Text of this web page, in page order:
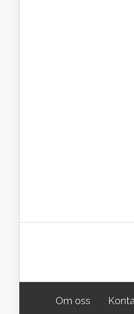
Om oss